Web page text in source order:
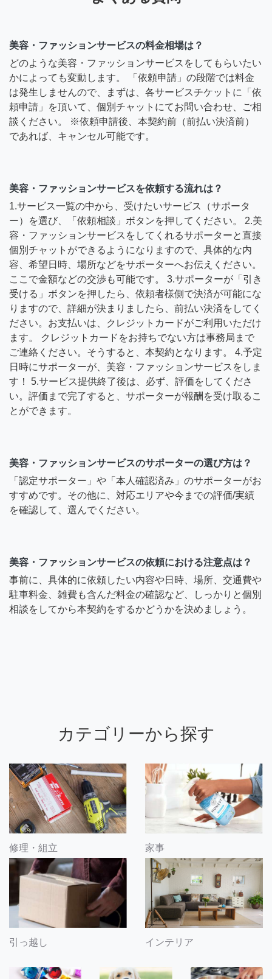
美容・ファッションサービスの料金相場は？
どのような美容・ファッションサービスをしてもらいたい
かによっても変動します。 「依頼申請」の段階では料金
は発生しませんので、まずは、各サービスチケットに「依
頼申請」を頂いて、個別チャットにてお問い合わせ、ご相
談ください。 ※依頼申請後、本契約前（前払い決済前）
であれば、キャンセル可能です。
美容・ファッションサービスを依頼する流れは？
1.サービス一覧の中から、受けたいサービス（サポータ
ー）を選び、「依頼相談」ボタンを押してください。 2.美
容・ファッションサービスをしてくれるサポーターと直接
個別チャットができるようになりますので、具体的な内
容、希望日時、場所などをサポーターへお伝えください。
ここで金額などの交渉も可能です。 3.サポーターが「引き
受ける」ボタンを押したら、依頼者様側で決済が可能にな
りますので、詳細が決まりましたら、前払い決済をしてく
ださい。お支払いは、クレジットカードがご利用いただけ
ます。 クレジットカードをお持ちでない方は事務局まで
ご連絡ください。そうすると、本契約となります。 4.予定
日時にサポーターが、美容・ファッションサービスをしま
す！ 5.サービス提供終了後は、必ず、評価をしてくださ
い。評価まで完了すると、サポーターが報酬を受け取るこ
とができます。
美容・ファッションサービスのサポーターの選び方は？
「認定サポーター」や「本人確認済み」のサポーターがお
すすめです。その他に、対応エリアや今までの評価/実績
を確認して、選んでください。
美容・ファッションサービスの依頼における注意点は？
事前に、具体的に依頼したい内容や日時、場所、交通費や
駐車料金、雑費も含んだ料金の確認など、しっかりと個別
相談をしてから本契約をするかどうかを決めましょう。
カテゴリーから探す
修理・組立 家事
引っ越し インテリア